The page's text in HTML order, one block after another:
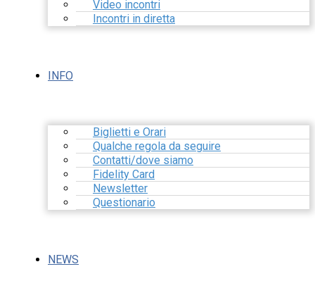
Video incontri
Incontri in diretta
INFO
Biglietti e Orari
Qualche regola da seguire
Contatti/dove siamo
Fidelity Card
Newsletter
Questionario
NEWS